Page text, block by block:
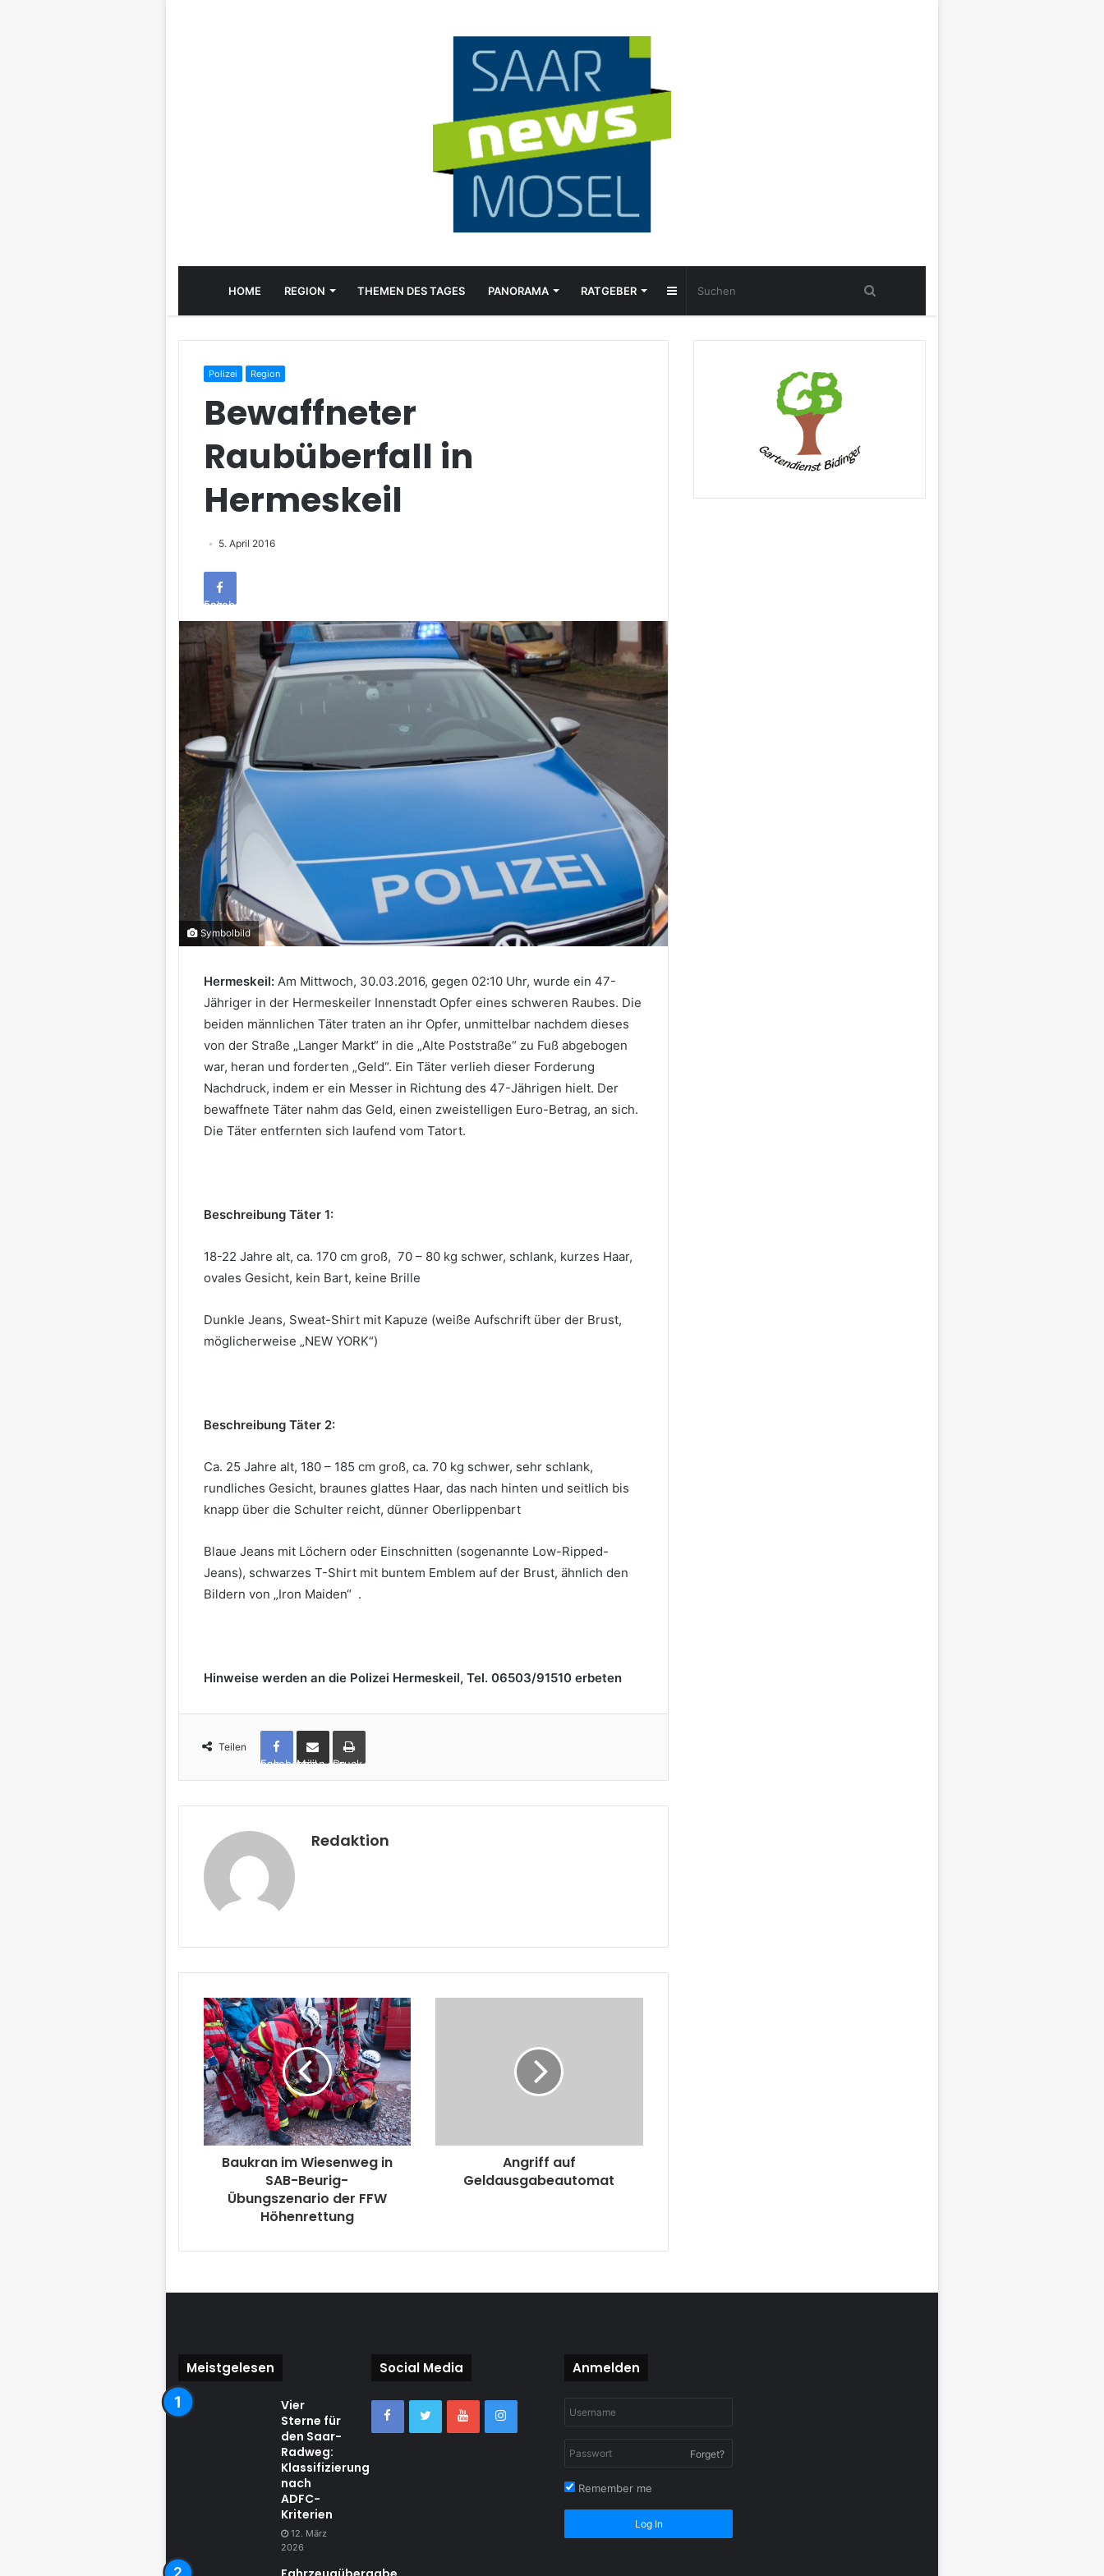
HOME REGION THEMEN DES TAGES PANORAMA RATGEBER Sidebar
Polizei Region
Bewaffneter
Raubüberfall in
Hermeskeil
5. April 2016
Facebook
Symbolbild
Hermeskeil: Am Mittwoch, 30.03.2016, gegen 02:10 Uhr, wurde ein 47-
Jähriger in der Hermeskeiler Innenstadt Opfer eines schweren Raubes. Die
beiden männlichen Täter traten an ihr Opfer, unmittelbar nachdem dieses
von der Straße „Langer Markt“ in die „Alte Poststraße“ zu Fuß abgebogen
war, heran und forderten „Geld“. Ein Täter verlieh dieser Forderung
Nachdruck, indem er ein Messer in Richtung des 47-Jährigen hielt. Der
bewaffnete Täter nahm das Geld, einen zweistelligen Euro-Betrag, an sich.
Die Täter entfernten sich laufend vom Tatort.
Beschreibung Täter 1:
18-22 Jahre alt, ca. 170 cm groß, 70 – 80 kg schwer, schlank, kurzes Haar,
ovales Gesicht, kein Bart, keine Brille
Dunkle Jeans, Sweat-Shirt mit Kapuze (weiße Aufschrift über der Brust,
möglicherweise „NEW YORK“)
Beschreibung Täter 2:
Ca. 25 Jahre alt, 180 – 185 cm groß, ca. 70 kg schwer, sehr schlank,
rundliches Gesicht, braunes glattes Haar, das nach hinten und seitlich bis
knapp über die Schulter reicht, dünner Oberlippenbart
Blaue Jeans mit Löchern oder Einschnitten (sogenannte Low-Ripped-
Jeans), schwarzes T-Shirt mit buntem Emblem auf der Brust, ähnlich den
Bildern von „Iron Maiden“ .
Hinweise werden an die Polizei Hermeskeil, Tel. 06503/91510 erbeten
Teilen
Facebook per Mail teilen Drucken
Redaktion
Baukran im Wiesenweg in
SAB-Beurig-
Übungszenario der FFW
Höhenrettung
Angriff auf
Geldausgabeautomat
Meistgelesen
Vier
Sterne für
den Saar-
Radweg:
Klassifizierung
nach
ADFC-
Kriterien
12. März
2026
Social Media Anmelden
Forget?
Remember me
Log In